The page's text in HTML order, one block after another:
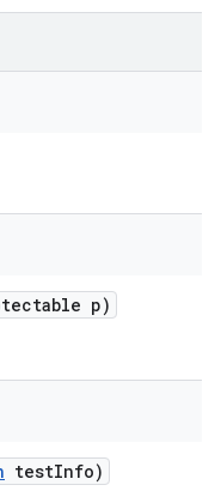
p)
testInfo)